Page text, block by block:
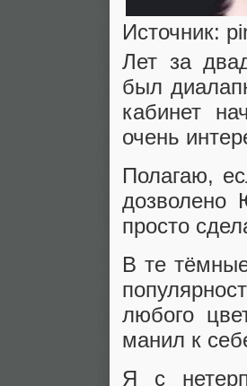
Источник:
Лет за
был
кабинет
очень
Полагаю,
дозволено
просто
В те
любого
манил к
Я с